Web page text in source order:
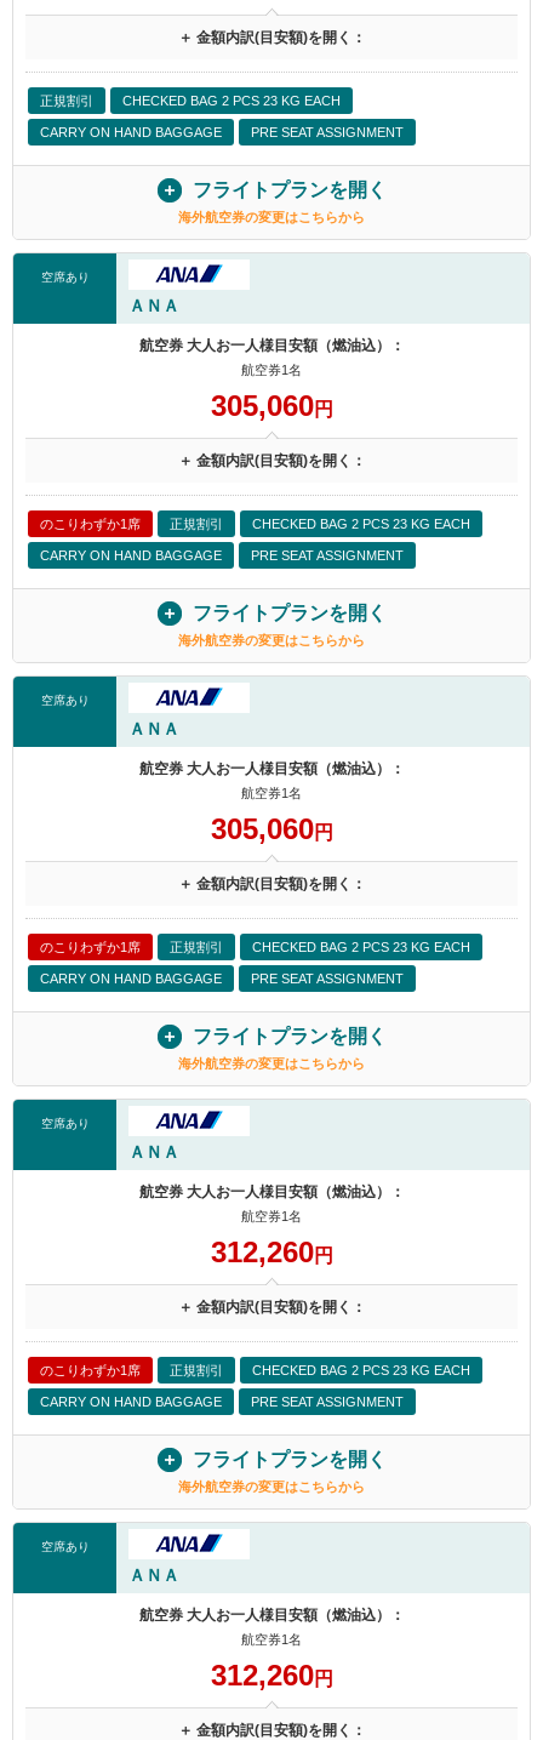
＋ 金額内訳(目安額)を開く：
正規割引 CHECKED BAG 2 PCS 23 KG EACH
CARRY ON HAND BAGGAGE PRE SEAT ASSIGNMENT
フライトプランを開く
海外航空券の変更はこちらから
空席あり
ＡＮＡ
航空券 大人お一人様目安額（燃油込）：
航空券1名
305,060円
＋ 金額内訳(目安額)を開く：
のこりわずか1席 正規割引 CHECKED BAG 2 PCS 23 KG EACH
CARRY ON HAND BAGGAGE PRE SEAT ASSIGNMENT
フライトプランを開く
海外航空券の変更はこちらから
空席あり
ＡＮＡ
航空券 大人お一人様目安額（燃油込）：
航空券1名
305,060円
＋ 金額内訳(目安額)を開く：
のこりわずか1席 正規割引 CHECKED BAG 2 PCS 23 KG EACH
CARRY ON HAND BAGGAGE PRE SEAT ASSIGNMENT
フライトプランを開く
海外航空券の変更はこちらから
空席あり
ＡＮＡ
航空券 大人お一人様目安額（燃油込）：
航空券1名
312,260円
＋ 金額内訳(目安額)を開く：
のこりわずか1席 正規割引 CHECKED BAG 2 PCS 23 KG EACH
CARRY ON HAND BAGGAGE PRE SEAT ASSIGNMENT
フライトプランを開く
海外航空券の変更はこちらから
空席あり
ＡＮＡ
航空券 大人お一人様目安額（燃油込）：
航空券1名
312,260円
＋ 金額内訳(目安額)を開く：